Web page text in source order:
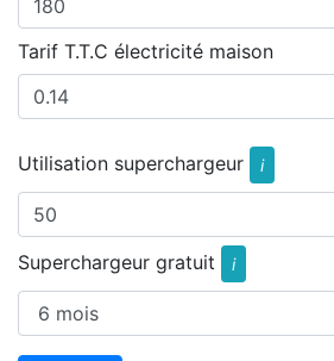
Tarif T.T.C électricité maison
Utilisation superchargeur i
Superchargeur gratuit
i